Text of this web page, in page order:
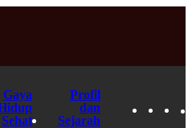
Gaya
Sehat
Profil
dan
Sejarah